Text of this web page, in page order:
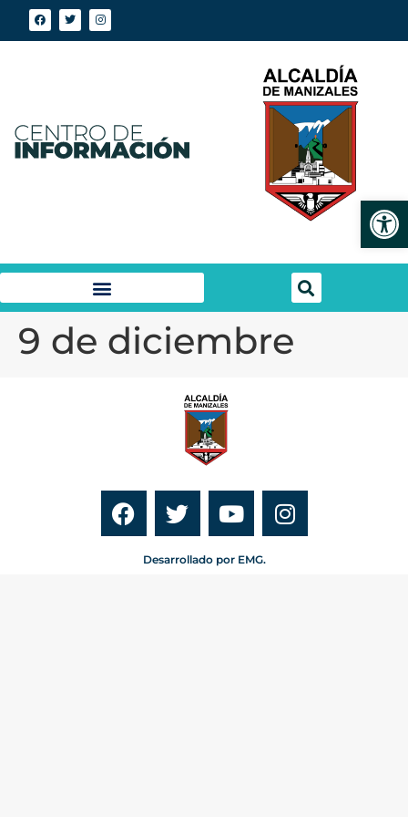
9 de diciembre
Desarrollado por EMG.